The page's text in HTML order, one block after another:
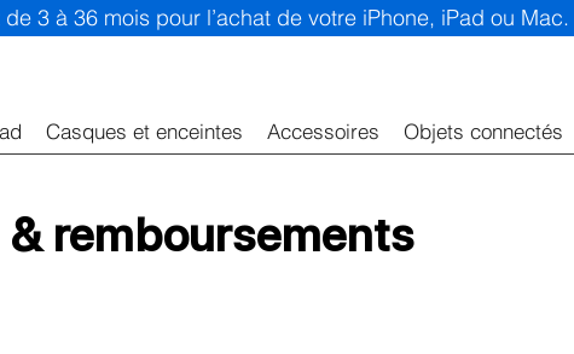
3 à 36 mois pour l’achat de votre iPhone, iPad ou Mac.
Casques et enceintes Accessoires Objets connectés
& remboursements